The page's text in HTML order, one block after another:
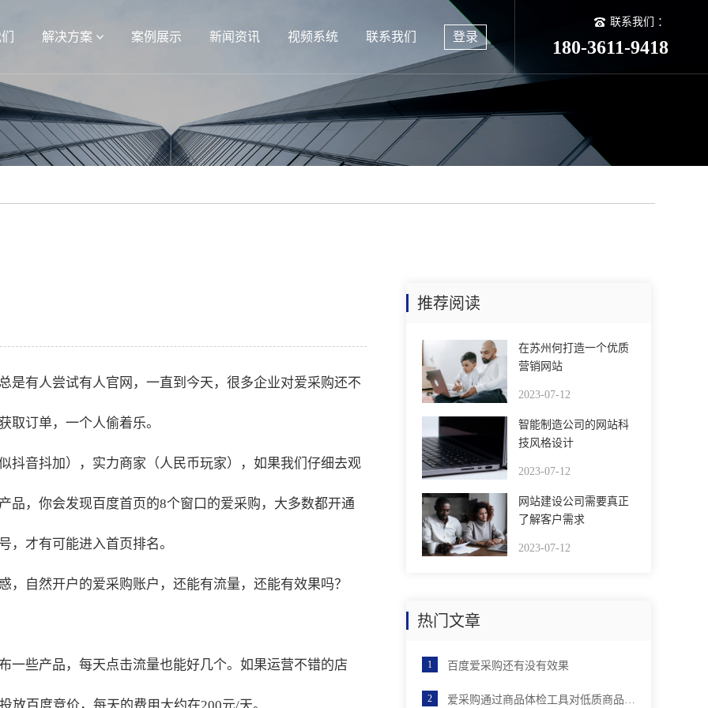
解决方案 案例展示 新闻资讯 视频系统 联系我们 登录
联系我们 ：
180-3611-9418
是有人尝试有人官网，一直到今天，很多企业对爱采购还不
取订单，一个人偷着乐。
抖音抖加），实力商家（人民币玩家），如果我们仔细去观
品，你会发现百度首页的8个窗口的爱采购，大多数都开通
，才有可能进入首页排名。
自然开户的爱采购账户，还能有流量，还能有效果吗？
一些产品，每天点击流量也能好几个。如果运营不错的店
推荐阅读
在苏州何打造一个优质
营销网站
2023-07-12
智能制造公司的网站科
技风格设计
2023-07-12
网站建设公司需要真正
了解客户需求
2023-07-12
热门文章
百度爱采购还有没有效果
爱采购通过商品体检工具对低质商品进行优化后，店铺分会有提升吗？